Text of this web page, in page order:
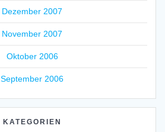
Dezember 2007
November 2007
Oktober 2006
September 2006
KATEGORIEN